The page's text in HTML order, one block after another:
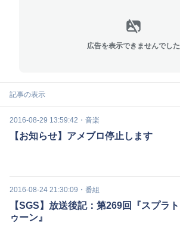
広告を表示できませんでした
記事の表示
2016-08-29 13:59:42 ・ 音楽
【お知らせ】アメブロ停止します
2016-08-24 21:30:09 ・ 番組
【SGS】放送後記：第269回『スプラト
ゥーン』